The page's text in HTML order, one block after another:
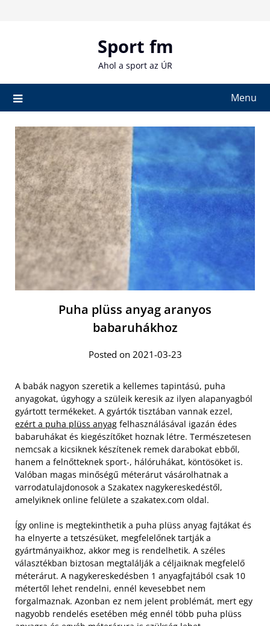
Sport fm
Ahol a sport az ÚR
Menu
Puha plüss anyag aranyos
babaruhákhoz
Posted on 2021-03-23
A babák nagyon szeretik a kellemes tapintású, puha
anyagokat, úgyhogy a szüleik keresik az ilyen alapanyagból
gyártott termékeket. A gyártók tisztában vannak ezzel,
ezért a puha plüss anyag felhasználásával igazán édes
babaruhákat és kiegészítőket hoznak létre. Természetesen
nemcsak a kicsiknek készítenek remek darabokat ebből,
hanem a felnőtteknek sport-, hálóruhákat, köntösöket is.
Valóban magas minőségű méterárut vásárolhatnak a
varrodatulajdonosok a Szakatex nagykereskedéstől,
amelyiknek online felülete a szakatex.com oldal.
Így online is megtekinthetik a puha plüss anyag fajtákat és
ha elnyerte a tetszésüket, megfelelőnek tartják a
gyártmányaikhoz, akkor meg is rendelhetik. A széles
választékban biztosan megtalálják a céljaiknak megfelelő
méterárut. A nagykereskedésben 1 anyagfajtából csak 10
métertől lehet rendelni, ennél kevesebbet nem
forgalmaznak. Azonban ez nem jelent problémát, mert egy
nagyobb rendelés esetében még ennél több puha plüss